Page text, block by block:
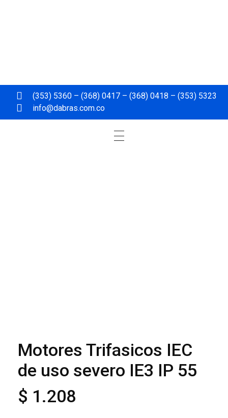
(353) 5360 – (368) 0417 – (368) 0418 – (353) 5323
info@dabras.com.co
Motores Trifasicos IEC
de uso severo IE3 IP 55
$ 1.208